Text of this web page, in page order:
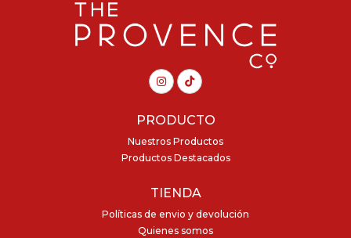
PRODUCTO
Nuestros Productos
Productos Destacados
TIENDA
Políticas de envio y devolución
Quienes somos